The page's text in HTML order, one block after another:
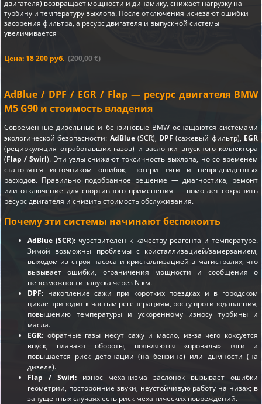
двигателя) возвращает мощности и динамику, снижает нагрузку на
турбину и температуру выхлопа. После отключения исчезают ошибки
засорения фильтра, а ресурс двигателя и выпускной системы
увеличивается
Цена: 18 200 руб. (200,00 €)
AdBlue / DPF / EGR / Flap — ресурс двигателя BMW
M5 G90 и стоимость владения
Современные дизельные и бензиновые BMW оснащаются системами
экологической безопасности: AdBlue(SCR), DPF (сажевый фильтр), EGR
(рециркуляция отработавших газов) и заслонки впускного коллектора
(Flap / Swirl). Эти узлы снижают токсичность выхлопа, но со временем
становятся источником ошибок, потери тяги и непредвиденных
расходов. Правильно подобранное решение — диагностика, ремонт
или отключение для спортивного применения — помогает сохранить
ресурс двигателя и снизить стоимость обслуживания.
Почему эти системы начинают беспокоить
AdBlue (SCR): чувствителен к качеству реагента и температуре.
Зимой возможны проблемы с кристаллизацией/замерзанием,
выходом из строя насоса и кристаллизацией в магистралях, что
вызывает ошибки, ограничения мощности и сообщения о
невозможности запуска через N км.
DPF: накопление сажи при коротких поездках и в городском
цикле приводит к частым регенерациям, росту противодавления,
повышению температуры и ускоренному износу турбины и
масла.
EGR: обратные газы несут сажу и масло, из-за чего коксуется
впуск, плавают обороты, появляются «провалы» тяги и
повышается риск детонации (на бензине) или дымности (на
дизеле).
Flap / Swirl:износ механизма заслонок вызывает ошибки
геометрии, посторонние звуки, неустойчивую работу на низах; в
запущенных случаях есть риск механических повреждений.